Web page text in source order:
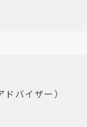
バイザー）